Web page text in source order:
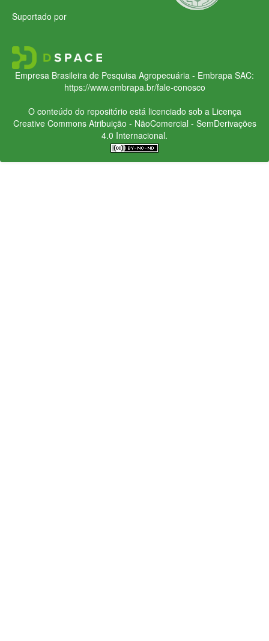
Suportado por
Empresa Brasileira de Pesquisa Agropecuária - Embrapa SAC:
https://www.embrapa.br/fale-conosco
O conteúdo do repositório está licenciado sob a Licença
Creative CommonsAtribuição - NãoComercial - SemDerivações
4.0 Internacional.